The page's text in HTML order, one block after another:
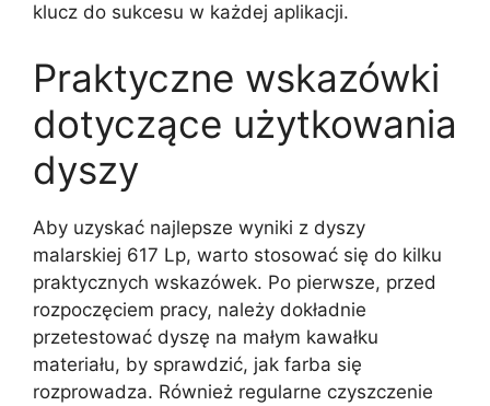
klucz do sukcesu w każdej aplikacji.
Praktyczne wskazówki
dotyczące użytkowania
dyszy
Aby uzyskać najlepsze wyniki z dyszy
malarskiej 617 Lp, warto stosować się do kilku
praktycznych wskazówek. Po pierwsze, przed
rozpoczęciem pracy, należy dokładnie
przetestować dyszę na małym kawałku
materiału, by sprawdzić, jak farba się
rozprowadza. Również regularne czyszczenie